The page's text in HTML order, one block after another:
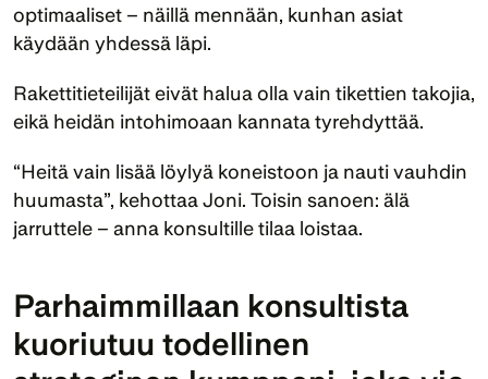
optimaaliset – näillä mennään, kunhan asiat
käydään yhdessä läpi.
Rakettitieteilijät eivät halua olla vain tikettien takojia,
eikä heidän intohimoaan kannata tyrehdyttää.
“Heitä vain lisää löylyä koneistoon ja nauti vauhdin
huumasta”, kehottaa Joni. Toisin sanoen: älä
jarruttele – anna konsultille tilaa loistaa.
Parhaimmillaan konsultista
kuoriutuu todellinen